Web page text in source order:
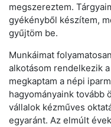
megszereztem.
gyékényből készítem,
gyűjtöm be.
Munkáimat
alkotásom rendelkezik
megkaptam a népi
hagyományaink tovább
vállalok kézműves
egyaránt. Az elmúlt